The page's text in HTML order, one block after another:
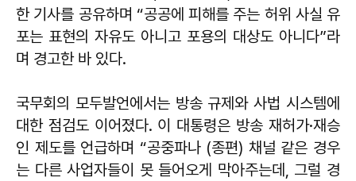
한 기사를 공유하며 “공공에 피해를 주는 허위 사실 유
포는 표현의 자유도 아니고 포용의 대상도 아니다”라
며 경고한 바 있다.
국무회의 모두발언에서는 방송 규제와 사법 시스템에
대한 점검도 이어졌다. 이 대통령은 방송 재허가·재승
인 제도를 언급하며 “공중파나 (종편) 채널 같은 경우
는 다른 사업자들이 못 들어오게 막아주는데, 그럴 경